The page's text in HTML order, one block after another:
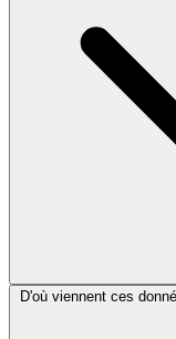
D'où viennent ces